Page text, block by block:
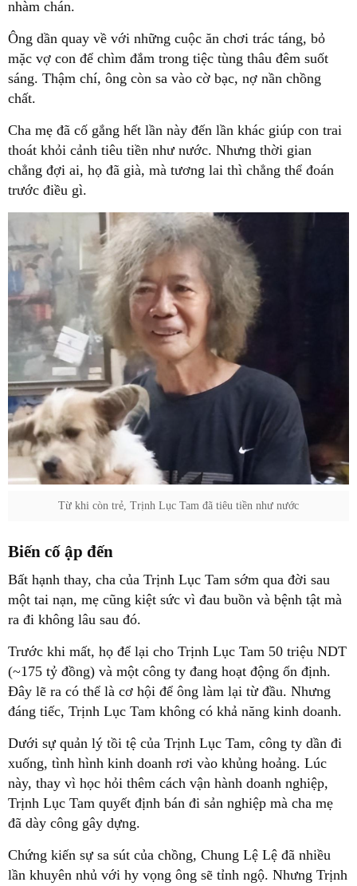
nhàm chán.
Ông dần quay về với những cuộc ăn chơi trác táng, bỏ
mặc vợ con để chìm đắm trong tiệc tùng thâu đêm suốt
sáng. Thậm chí, ông còn sa vào cờ bạc, nợ nần chồng
chất.
Cha mẹ đã cố gắng hết lần này đến lần khác giúp con trai
thoát khỏi cảnh tiêu tiền như nước. Nhưng thời gian
chẳng đợi ai, họ đã già, mà tương lai thì chẳng thể đoán
trước điều gì.
Từ khi còn trẻ, Trịnh Lục Tam đã tiêu tiền như nước
Biến cố ập đến
Bất hạnh thay, cha của Trịnh Lục Tam sớm qua đời sau
một tai nạn, mẹ cũng kiệt sức vì đau buồn và bệnh tật mà
ra đi không lâu sau đó.
Trước khi mất, họ để lại cho Trịnh Lục Tam 50 triệu NDT
(~175 tỷ đồng) và một công ty đang hoạt động ổn định.
Đây lẽ ra có thể là cơ hội để ông làm lại từ đầu. Nhưng
đáng tiếc, Trịnh Lục Tam không có khả năng kinh doanh.
Dưới sự quản lý tồi tệ của Trịnh Lục Tam, công ty dần đi
xuống, tình hình kinh doanh rơi vào khủng hoảng. Lúc
này, thay vì học hỏi thêm cách vận hành doanh nghiệp,
Trịnh Lục Tam quyết định bán đi sản nghiệp mà cha mẹ
đã dày công gây dựng.
Chứng kiến sự sa sút của chồng, Chung Lệ Lệ đã nhiều
lần khuyên nhủ với hy vọng ông sẽ tỉnh ngộ. Nhưng Trịnh